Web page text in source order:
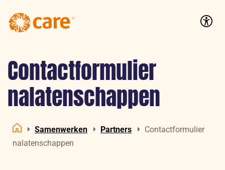
Contactformulier
nalatenschappen
Home
Samenwerken Partners
Contactformulier
nalatenschappen